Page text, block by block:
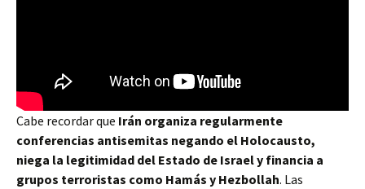
Cabe recordar que Irán organiza regularmente
conferencias antisemitas negando el Holocausto,
niega la legitimidad del Estado de Israel y financia a
grupos terroristas como Hamás y Hezbollah. Las